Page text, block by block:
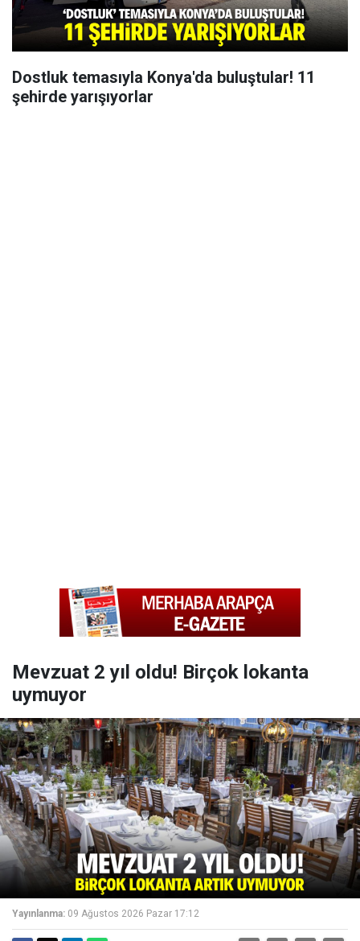
Dostluk temasıyla Konya'da buluştular! 11
şehirde yarışıyorlar
Mevzuat 2 yıl oldu! Birçok lokanta
uymuyor
Yayınlanma: 09 Ağustos 2026 Pazar 17:12